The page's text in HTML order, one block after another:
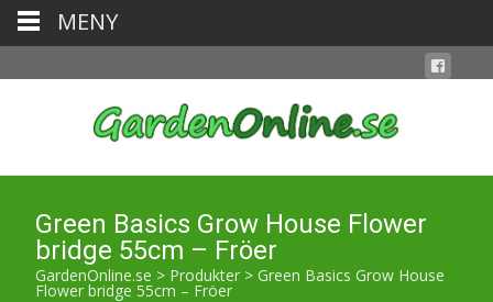
Green Basics Grow House Flower
bridge 55cm – Fröer
GardenOnline.se > Produkter > Green Basics Grow House
Flower bridge 55cm – Fröer
MENY